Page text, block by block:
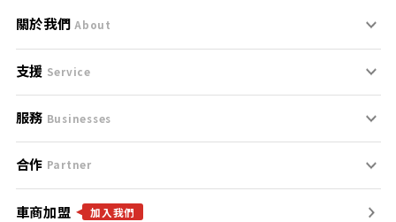
關於我們 About
刊登規範
服務條款
免責聲明
隱私權政策
支援 Service
支援中心
聯絡我們
服務 Businesses
什麼是Goo鑑定？
找好車
合作 Partner
合作夥伴
車商加盟 加入我們